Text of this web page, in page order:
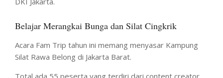
Belajar Merangkai Bunga dan Silat Cingkrik
Acara Fam Trip tahun ini memang menyasar Kampung
Silat Rawa Belong di Jakarta Barat.
Total ada 55 peserta yang terdiri dari content creator,